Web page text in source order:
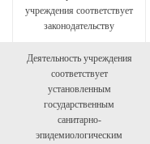
учреждения соответствует
законодательству
Деятельность учреждения
соответствует
установленным
государственным
санитарно-
эпидемиологическим